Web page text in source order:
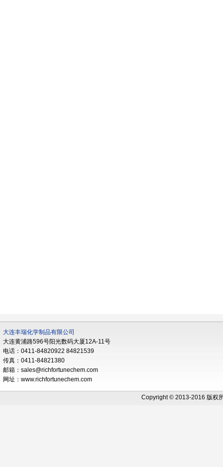
大连丰瑞化学制品有限公司
大连黄浦路596号阳光数码大厦12A-11号
电话：0411-84820922 84821539
传真：0411-84821380
邮箱：sales@richfortunechem.com
网址：www.richfortunechem.com
Copyright © 2013-2016 版权